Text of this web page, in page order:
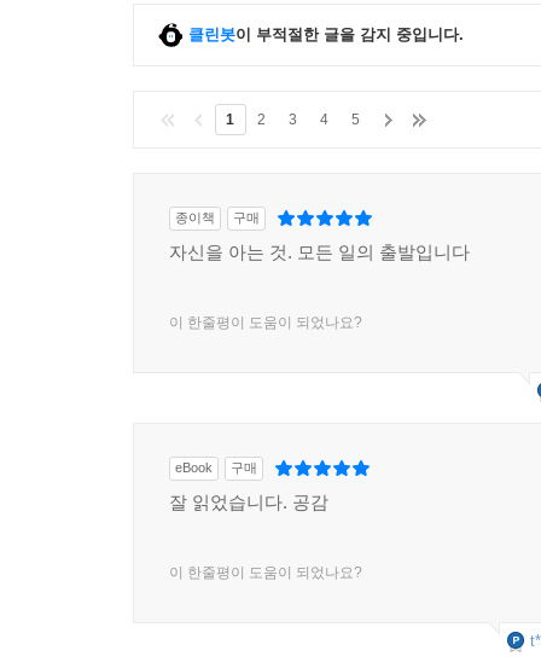
클린봇이 부적절한 글을 감지 중입니다.
1 2 3 4 5
종이책 구매
자신을 아는 것. 모든 일의 출발입니다
이 한줄평이 도움이 되었나요?
eBook 구매
잘 읽었습니다. 공감
이 한줄평이 도움이 되었나요?